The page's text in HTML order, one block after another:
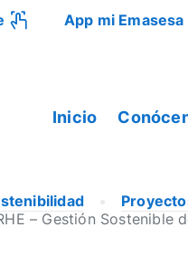
App mi Emasesa
Inicio
– Gestión Sostenible